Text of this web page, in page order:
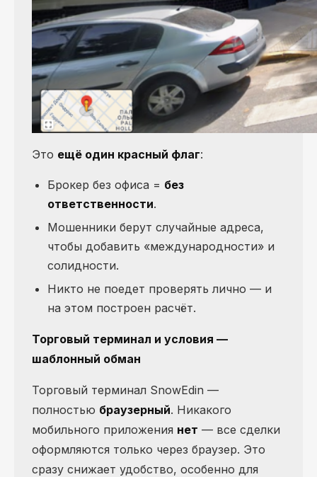
Это ещё один красный флаг:
Брокер без офиса = без
ответственности.
Мошенники берут случайные адреса,
чтобы добавить «международности» и
солидности.
Никто не поедет проверять лично — и
на этом построен расчёт.
Торговый терминал и условия —
шаблонный обман
Торговый терминал SnowEdin —
полностью браузерный. Никакого
мобильного приложения нет — все сделки
оформляются только через браузер. Это
сразу снижает удобство, особенно для